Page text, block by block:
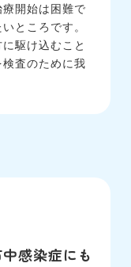
開始は困難で
ところです。
駆け込むこと
査のために我
感染症にも